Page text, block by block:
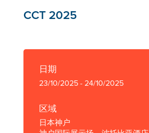
CCT 2025
日期
23/10/2025 - 24/10/2025
区域
日本神户